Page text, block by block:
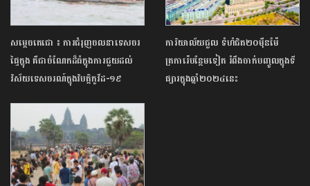
សម្តេចតេជោ ៖ ការជំរុញចលនាទេសចរ
ផ្ទៃក្នុង គឺជាចំណែកដ៏ធំក្នុងការជួយដល់
វិស័យទេសចរណ៍ក្នុងវិបត្តិកូវីដ-១៩
ការិយាល័យជួល ​ទំហំ​ជិត​២០ម៉ឺន​ម៉ែ
ត្រការ៉េ​បន្ថែមទៀត រំពឹងចាក់​បញ្ចូល​ក្នុងទី
ផ្សារ​​​ក្នុងឆ្នាំ២០២៤​នេះ